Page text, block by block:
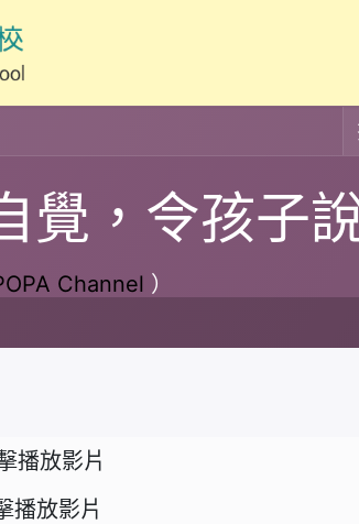
覺，令孩子
Channel ）
播放影片
播放影片